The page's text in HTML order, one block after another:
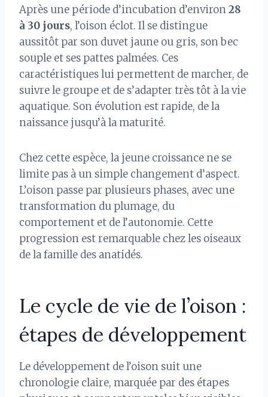
Après une période d’incubation d’environ28
à 30 jours, l’oison éclot. Il se distingue
aussitôt par son duvet jaune ou gris, son bec
souple et ses pattes palmées. Ces
caractéristiques lui permettent de marcher, de
suivre le groupe et de s’adapter très tôt à la vie
aquatique. Son évolution est rapide, de la
naissance jusqu’à la maturité.
Chez cette espèce, la jeune croissance ne se
limite pas à un simple changement d’aspect.
L’oison passe par plusieurs phases, avec une
transformation du plumage, du
comportement et de l’autonomie. Cette
progression est remarquable chez les oiseaux
de la famille des anatidés.
Le cycle de vie de l’oison :
étapes de développement
Le développement de l’oison suit une
chronologie claire, marquée par des étapes